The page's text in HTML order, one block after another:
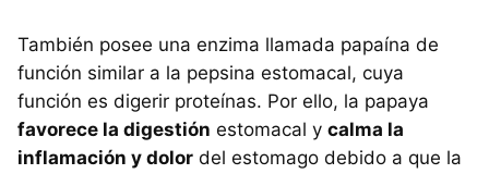
También posee una enzima llamada papaína de
función similar a la pepsina estomacal, cuya
función es digerir proteínas. Por ello, la papaya
favorece la digestión estomacal y calma la
inflamación y dolor del estomago debido a que la